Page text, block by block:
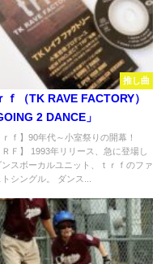
推し曲
ｆ（TK RAVE FACTORY）
2 DANCE」
ｒｆ】90年代～小室祭りの開幕！
ＲＦ】 1993年リリース、急に登場し
ンスボーカルユニット、ｔｒｆのファ
シングル。 ダンス...